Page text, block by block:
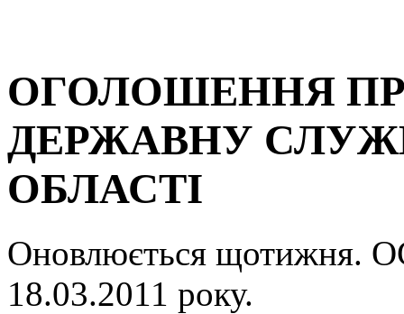
ОГОЛОШЕННЯ
ДЕРЖАВНУ
ОБЛАСТІ
Оновлюється
18.03.2011 року.